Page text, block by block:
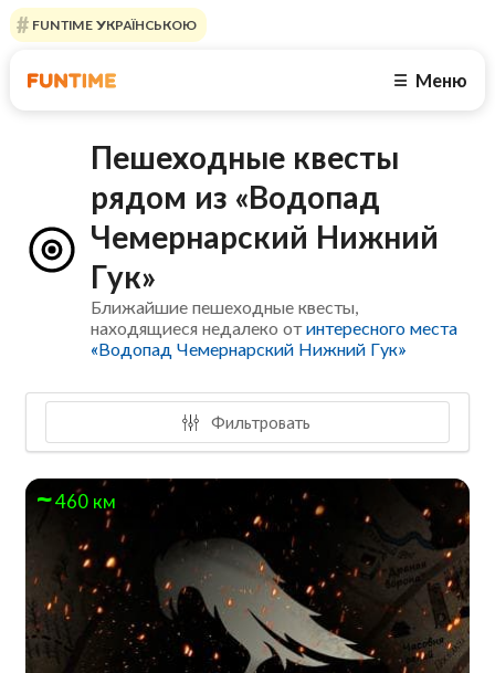
FUNTIME УКРАЇНСЬКОЮ
☰ Меню
Пешеходные квесты
рядом из «Водопад
Чемернарский Нижний
Гук»
Ближайшие пешеходные квесты,
находящиеся недалеко отинтересного места
«Водопад Чемернарский Нижний Гук»
Фильтровать
460 км